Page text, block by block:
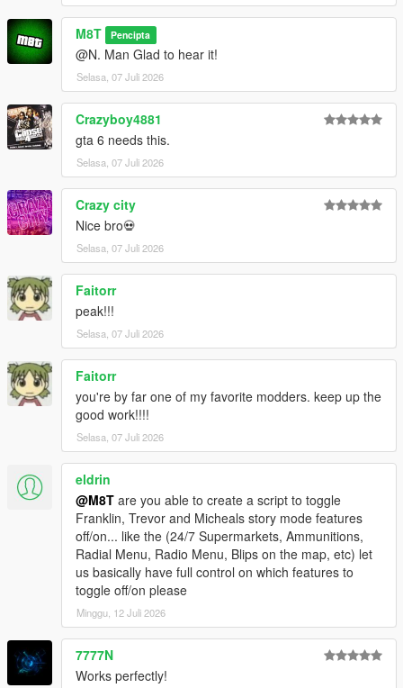
M8T Pencipta
@N. Man Glad to hear it!
Selasa, 07 Juli 2026
Crazyboy4881
gta 6 needs this.
Selasa, 07 Juli 2026
Crazy city
Nice bro💀
Selasa, 07 Juli 2026
Faitorr
peak!!!
Selasa, 07 Juli 2026
Faitorr
you're by far one of my favorite modders. keep up the
good work!!!!
Selasa, 07 Juli 2026
eldrin
@M8T are you able to create a script to toggle
Franklin, Trevor and Micheals story mode features
off/on... like the (24/7 Supermarkets, Ammunitions,
Radial Menu, Radio Menu, Blips on the map, etc) let
us basically have full control on which features to
toggle off/on please
Minggu, 12 Juli 2026
7777N
Works perfectly!